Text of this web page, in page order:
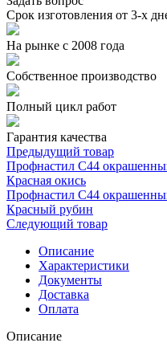
Срок изготовления от 3-х
На рынке с 2008 года
Собственное производство
Полный цикл работ
Гарантия качества
Предыдущий товар
Профнастил С44
Красная окись
Профнастил С44
Красный рубин
Следующий товар
Описание
Характеристики
Документы
Доставка
Оплата
Описание